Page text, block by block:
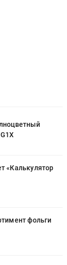
«Калькулятор
фольги